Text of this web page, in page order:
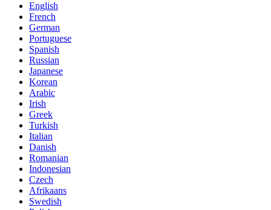
English
French
German
Portuguese
Spanish
Russian
Japanese
Korean
Arabic
Irish
Greek
Turkish
Italian
Danish
Romanian
Indonesian
Czech
Afrikaans
Swedish